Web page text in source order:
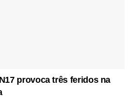
provoca três feridos na